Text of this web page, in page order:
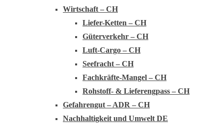
Wirtschaft – CH
Liefer-Ketten – CH
Güterverkehr – CH
Luft-Cargo – CH
Seefracht – CH
Fachkräfte-Mangel – CH
Rohstoff- & Lieferengpass – CH
Gefahrengut – ADR – CH
Nachhaltigkeit und Umwelt DE